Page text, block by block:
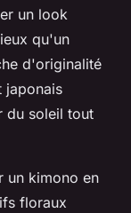
un look
qu'un
d'originalité
japonais
du soleil tout
un kimono en
floraux